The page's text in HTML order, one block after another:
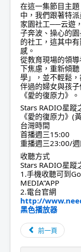
在這一集節目主
中，我們跟著特
家園社工──云遊
子奔波、操心的
的社工，這其中
感。
從教育現場的領
下焦慮，重新傾
學」，並不輕鬆
伴過的婦女與孩
《愛的復原力》。
Stars RADIO星蹤
《愛的復原力》(
台灣時間
首播週三15:00
重播週三23:00/
收聽方式
Stars RADIO星蹤
1.手機收聽可到
MEDIA”APP
2.電台官網
http://
黑色播放器
前一頁